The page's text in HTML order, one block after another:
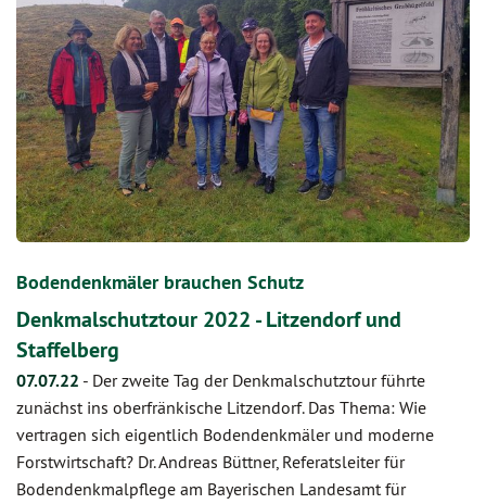
Bodendenkmäler brauchen Schutz
Denkmalschutztour 2022 - Litzendorf und
Staffelberg
07.07.22 - Der zweite Tag der Denkmalschutztour führte
zunächst ins oberfränkische Litzendorf. Das Thema: Wie
vertragen sich eigentlich Bodendenkmäler und moderne
Forstwirtschaft? Dr. Andreas Büttner, Referatsleiter für
Bodendenkmalpflege am Bayerischen Landesamt für